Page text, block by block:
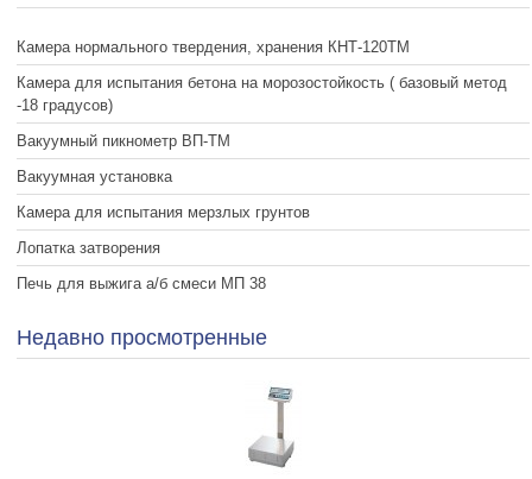
Камера нормального твердения, хранения КНТ-120ТМ
Камера для испытания бетона на морозостойкость ( базовый метод
-18 градусов)
Вакуумный пикнометр ВП-ТМ
Вакуумная установка
Камера для испытания мерзлых грунтов
Лопатка затворения
Печь для выжига а/б смеси МП 38
Недавно просмотренные